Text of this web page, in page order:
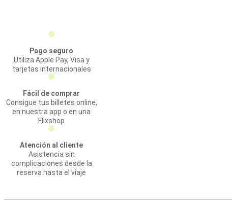
Pago seguro
Utiliza Apple Pay, Visa y
tarjetas internacionales
Fácil de comprar
Consigue tus billetes online,
en nuestra app o en una
Flixshop
Atención al cliente
Asistencia sin
complicaciones desde la
reserva hasta el viaje